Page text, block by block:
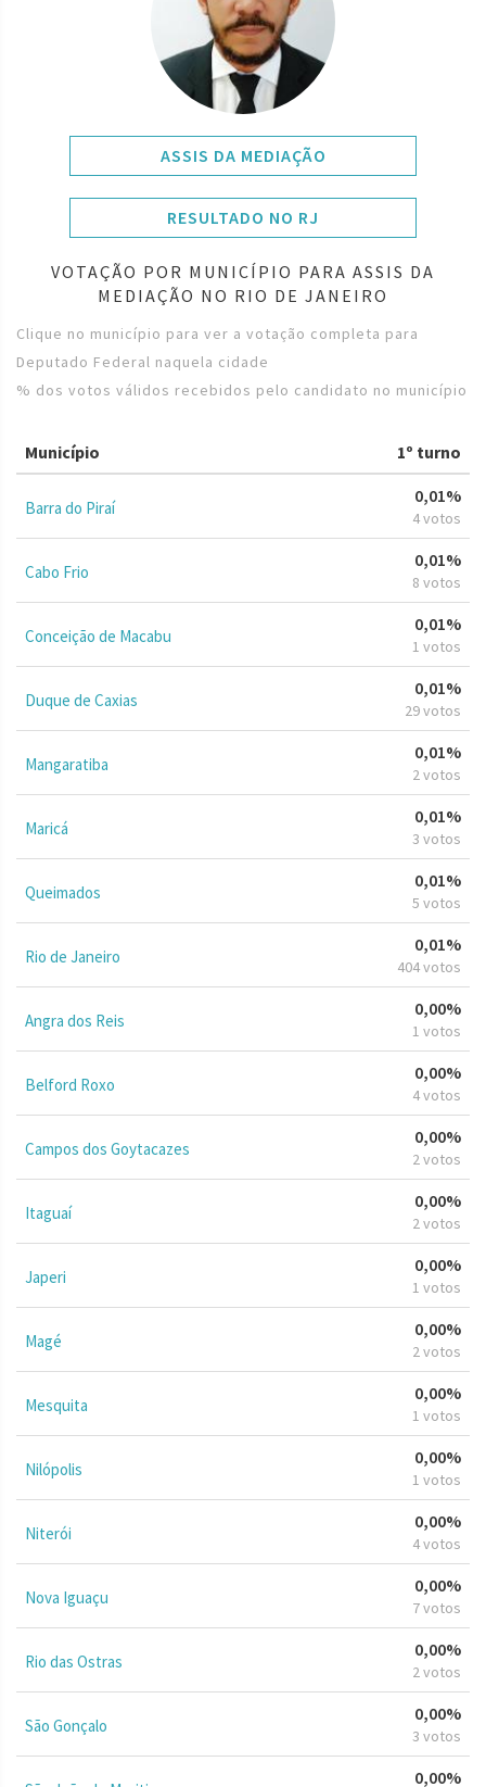
ASSIS DA MEDIAÇÃO
RESULTADO NO RJ
VOTAÇÃO POR MUNICÍPIO PARA ASSIS DA
MEDIAÇÃO NO RIO DE JANEIRO
Clique no município para ver a votação completa para
Deputado Federal naquela cidade
% dos votos válidos recebidos pelo candidato no município
Município 1º turno
Barra do Piraí
0,01%
4 votos
Cabo Frio
0,01%
8 votos
Conceição de Macabu
0,01%
1 votos
Duque de Caxias
0,01%
29 votos
Mangaratiba
0,01%
2 votos
Maricá
0,01%
3 votos
Queimados
0,01%
5 votos
Rio de Janeiro
0,01%
404 votos
Angra dos Reis
0,00%
1 votos
Belford Roxo
0,00%
4 votos
Campos dos Goytacazes
0,00%
2 votos
Itaguaí
0,00%
2 votos
Japeri
0,00%
1 votos
Magé
0,00%
2 votos
Mesquita
0,00%
1 votos
Nilópolis
0,00%
1 votos
Niterói
0,00%
4 votos
Nova Iguaçu
0,00%
7 votos
Rio das Ostras
0,00%
2 votos
São Gonçalo
0,00%
3 votos
0,00%